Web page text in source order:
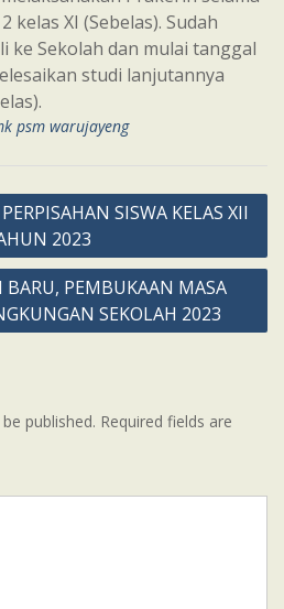
kelas XI (Sebelas). Sudah
ke Sekolah dan mulai tanggal
studi lanjutannya
psm warujayeng
SISWA KELAS XII
2023
PEMBUKAAN MASA
SEKOLAH 2023
published. Required fields are